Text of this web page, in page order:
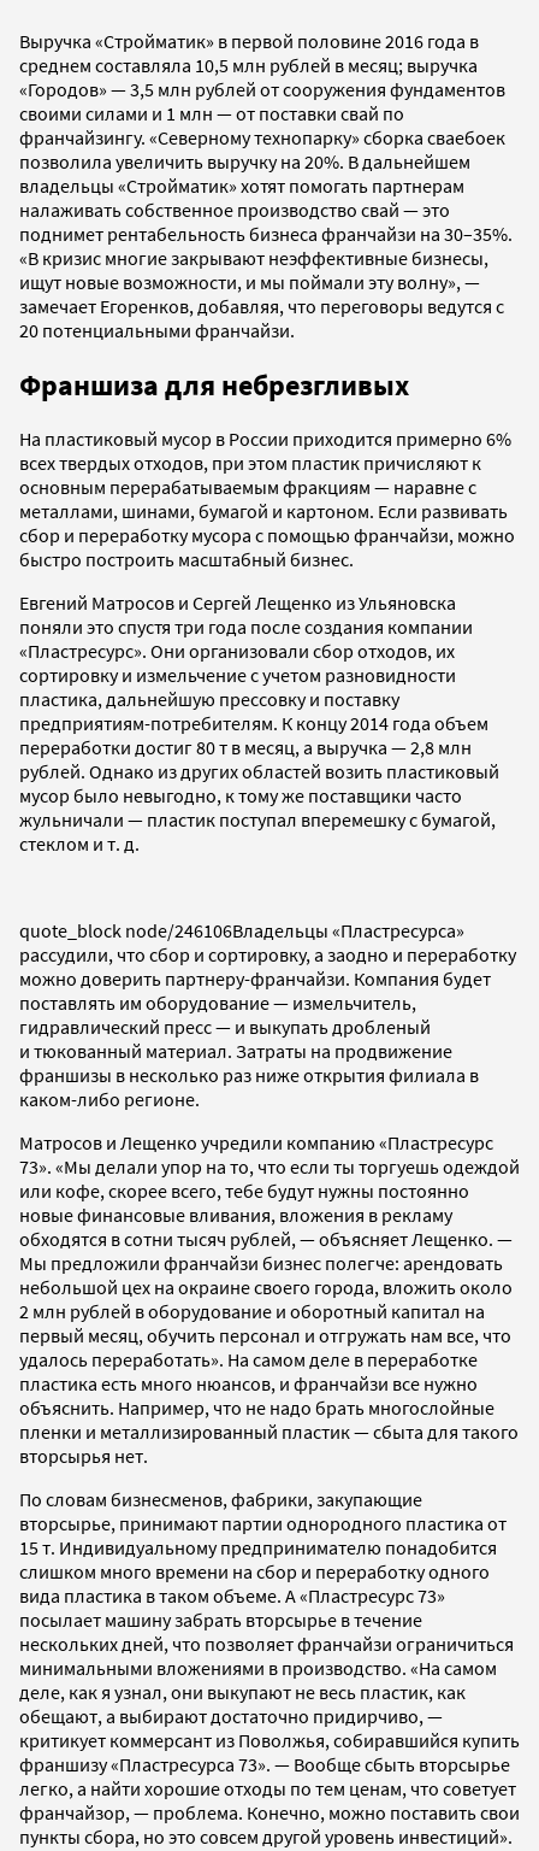
Выручка «Стройматик» в первой половине 2016 года в
среднем составляла 10,5 млн рублей в месяц; выручка
«Городов» — 3,5 млн рублей от сооружения фундаментов
своими силами и 1 млн — от поставки свай по
франчайзингу. «Северному технопарку» сборка сваебоек
позволила увеличить выручку на 20%. В дальнейшем
владельцы «Стройматик» хотят помогать партнерам
налаживать собственное производство свай — это
поднимет рентабельность бизнеса франчайзи на 30–35%.
«В кризис многие закрывают неэффективные бизнесы,
ищут новые возможности, и мы поймали эту волну», —
замечает Егоренков, добавляя, что переговоры ведутся с
20 потенциальными франчайзи.
Франшиза для небрезгливых
На пластиковый мусор в России приходится примерно 6%
всех твердых отходов, при этом пластик причисляют к
основным перерабатываемым фракциям — наравне с
металлами, шинами, бумагой и картоном. Если развивать
сбор и переработку мусора с помощью франчайзи, можно
быстро построить масштабный бизнес.
Евгений Матросов и Сергей Лещенко из Ульяновска
поняли это спустя три года после создания компании
«Пластресурс». Они организовали сбор отходов, их
сортировку и измельчение с учетом разновидности
пластика, дальнейшую прессовку и поставку
предприятиям-потребителям. К концу 2014 года объем
переработки достиг 80 т в месяц, а выручка — 2,8 млн
рублей. Однако из других областей возить пластиковый
мусор было невыгодно, к тому же поставщики часто
жульничали — пластик поступал вперемешку с бумагой,
стеклом и т. д.
quote_block node/246106Владельцы «Пластресурса»
рассудили, что сбор и сортировку, а заодно и переработку
можно доверить партнеру-франчайзи. Компания будет
поставлять им оборудование — измельчитель,
гидравлический пресс — и выкупать дробленый
и тюкованный материал. Затраты на продвижение
франшизы в несколько раз ниже открытия филиала в
каком-либо регионе.
Матросов и Лещенко учредили компанию «Пластресурс
73». «Мы делали упор на то, что если ты торгуешь одеждой
или кофе, скорее всего, тебе будут нужны постоянно
новые финансовые вливания, вложения в рекламу
обходятся в сотни тысяч рублей, — объясняет Лещенко. —
Мы предложили франчайзи бизнес полегче: арендовать
небольшой цех на окраине своего города, вложить около
2 млн рублей в оборудование и оборотный капитал на
первый месяц, обучить персонал и отгружать нам все, что
удалось переработать». На самом деле в переработке
пластика есть много нюансов, и франчайзи все нужно
объяснить. Например, что не надо брать многослойные
пленки и металлизированный пластик — сбыта для такого
вторсырья нет.
По словам бизнесменов, фабрики, закупающие
вторсырье, принимают партии однородного пластика от
15 т. Индивидуальному предпринимателю понадобится
слишком много времени на сбор и переработку одного
вида пластика в таком объеме. А «Пластресурс 73»
посылает машину забрать вторсырье в течение
нескольких дней, что позволяет франчайзи ограничиться
минимальными вложениями в производство. «На самом
деле, как я узнал, они выкупают не весь пластик, как
обещают, а выбирают достаточно придирчиво, —
критикует коммерсант из Поволжья, собиравшийся купить
франшизу «Пластресурса 73». — Вообще сбыть вторсырье
легко, а найти хорошие отходы по тем ценам, что советует
франчайзор, — проблема. Конечно, можно поставить свои
пункты сбора, но это совсем другой уровень инвестиций».